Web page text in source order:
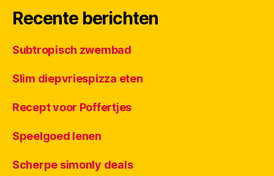
Recente berichten
Subtropisch zwembad
Slim diepvriespizza eten
Recept voor Poffertjes
Speelgoed lenen
Scherpe simonly deals